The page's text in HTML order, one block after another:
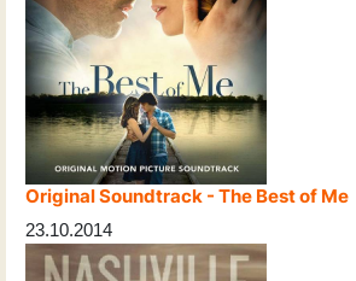
Original Soundtrack - The Best of Me
23.10.2014